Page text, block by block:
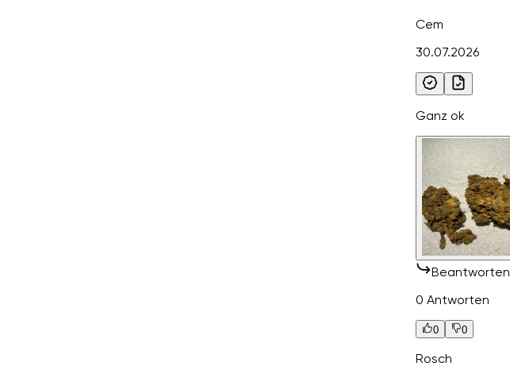
Cem
30.07.2026
Ganz ok
Beantworten
0 Antworten
0 0
Rosch